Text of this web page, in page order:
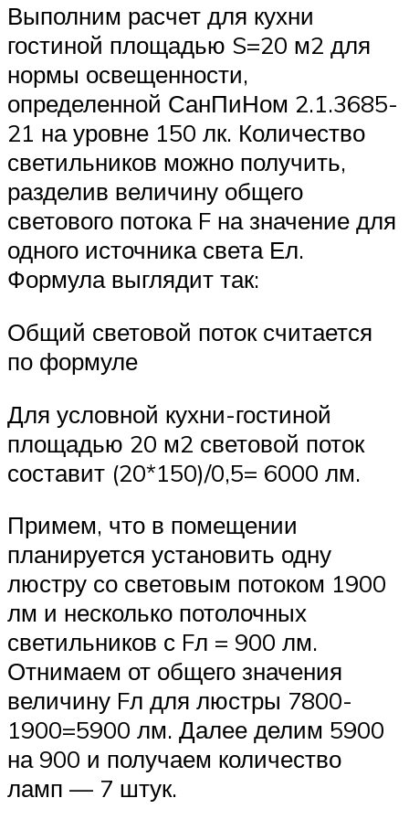
Выполним расчет для кухни
гостиной площадью S=20 м2 для
нормы освещенности,
определенной СанПиНом 2.1.3685-
21 на уровне 150 лк. Количество
светильников можно получить,
разделив величину общего
светового потока F на значение для
одного источника света Ел.
Формула выглядит так:
Общий световой поток считается
по формуле
Для условной кухни-гостиной
площадью 20 м2 световой поток
составит (20*150)/0,5= 6000 лм.
Примем, что в помещении
планируется установить одну
люстру со световым потоком 1900
лм и несколько потолочных
светильников с Fл = 900 лм.
Отнимаем от общего значения
величину Fл для люстры 7800-
1900=5900 лм. Далее делим 5900
на 900 и получаем количество
ламп — 7 штук.